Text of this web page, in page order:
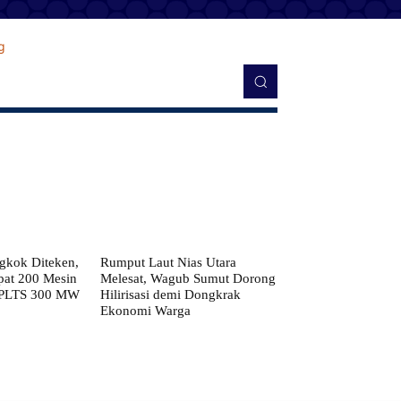
Diteken,
200 Mesin
300 MW
Rumput Laut Nias Utara
Melesat, Wagub Sumut Dorong
Hilirisasi demi Dongkrak
Ekonomi Warga